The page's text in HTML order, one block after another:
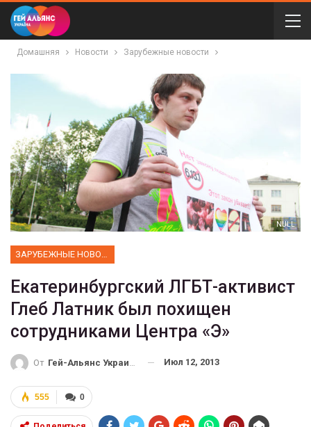
Домашняя Новости Зарубежные новости
NULL
ЗАРУБЕЖНЫЕ НОВОСТИ
Екатеринбургский ЛГБТ-активист
Глеб Латник был похищен
сотрудниками Центра «Э»
От Гей-Альянс Украина Июл 12, 2013
0
555